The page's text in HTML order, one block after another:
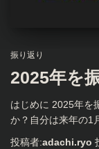
振り返り
2025年を
はじめに 2025年を
か？自分は来年の1
投稿者:adachi.ryo